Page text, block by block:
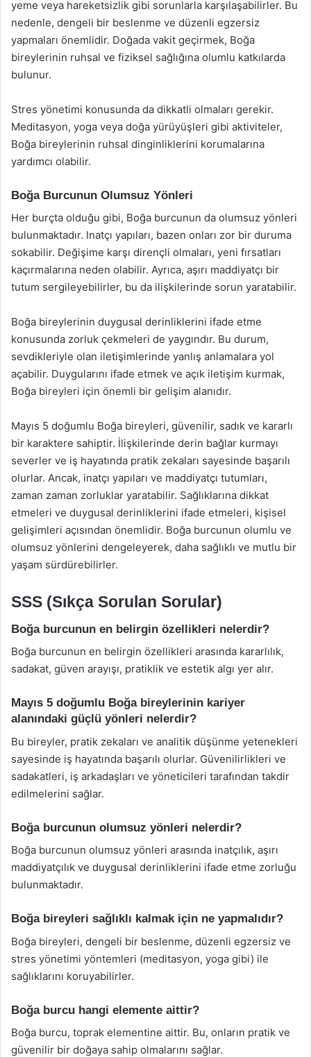
yeme veya hareketsizlik gibi sorunlarla karşılaşabilirler. Bu
nedenle, dengeli bir beslenme ve düzenli egzersiz
yapmaları önemlidir. Doğada vakit geçirmek, Boğa
bireylerinin ruhsal ve fiziksel sağlığına olumlu katkılarda
bulunur.
Stres yönetimi konusunda da dikkatli olmaları gerekir.
Meditasyon, yoga veya doğa yürüyüşleri gibi aktiviteler,
Boğa bireylerinin ruhsal dinginliklerini korumalarına
yardımcı olabilir.
Boğa Burcunun Olumsuz Yönleri
Her burçta olduğu gibi, Boğa burcunun da olumsuz yönleri
bulunmaktadır. Inatçı yapıları, bazen onları zor bir duruma
sokabilir. Değişime karşı dirençli olmaları, yeni fırsatları
kaçırmalarına neden olabilir. Ayrıca, aşırı maddiyatçı bir
tutum sergileyebilirler, bu da ilişkilerinde sorun yaratabilir.
Boğa bireylerinin duygusal derinliklerini ifade etme
konusunda zorluk çekmeleri de yaygındır. Bu durum,
sevdikleriyle olan iletişimlerinde yanlış anlamalara yol
açabilir. Duygularını ifade etmek ve açık iletişim kurmak,
Boğa bireyleri için önemli bir gelişim alanıdır.
Mayıs 5 doğumlu Boğa bireyleri, güvenilir, sadık ve kararlı
bir karaktere sahiptir. İlişkilerinde derin bağlar kurmayı
severler ve iş hayatında pratik zekaları sayesinde başarılı
olurlar. Ancak, inatçı yapıları ve maddiyatçı tutumları,
zaman zaman zorluklar yaratabilir. Sağlıklarına dikkat
etmeleri ve duygusal derinliklerini ifade etmeleri, kişisel
gelişimleri açısından önemlidir. Boğa burcunun olumlu ve
olumsuz yönlerini dengeleyerek, daha sağlıklı ve mutlu bir
yaşam sürdürebilirler.
SSS (Sıkça Sorulan Sorular)
Boğa burcunun en belirgin özellikleri nelerdir?
Boğa burcunun en belirgin özellikleri arasında kararlılık,
sadakat, güven arayışı, pratiklik ve estetik algı yer alır.
Mayıs 5 doğumlu Boğa bireylerinin kariyer
alanındaki güçlü yönleri nelerdir?
Bu bireyler, pratik zekaları ve analitik düşünme yetenekleri
sayesinde iş hayatında başarılı olurlar. Güvenilirlikleri ve
sadakatleri, iş arkadaşları ve yöneticileri tarafından takdir
edilmelerini sağlar.
Boğa burcunun olumsuz yönleri nelerdir?
Boğa burcunun olumsuz yönleri arasında inatçılık, aşırı
maddiyatçılık ve duygusal derinliklerini ifade etme zorluğu
bulunmaktadır.
Boğa bireyleri sağlıklı kalmak için ne yapmalıdır?
Boğa bireyleri, dengeli bir beslenme, düzenli egzersiz ve
stres yönetimi yöntemleri (meditasyon, yoga gibi) ile
sağlıklarını koruyabilirler.
Boğa burcu hangi elemente aittir?
Boğa burcu, toprak elementine aittir. Bu, onların pratik ve
güvenilir bir doğaya sahip olmalarını sağlar.